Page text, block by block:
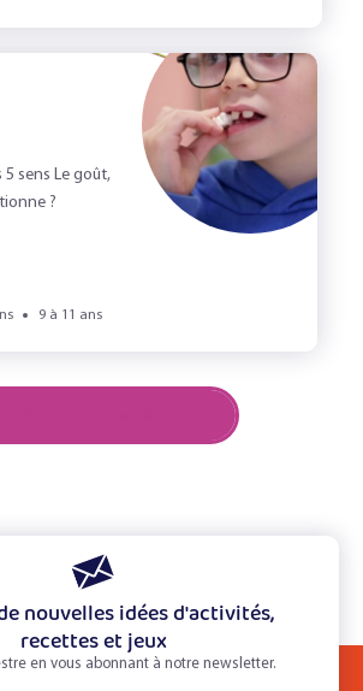
sens Le goût,
?
9 à 11 ans
nouvelles idées d'activités,
recettes et jeux
en vous abonnant à notre newsletter.